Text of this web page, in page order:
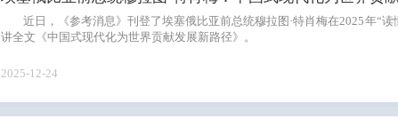
近日，《参考消息》刊登了埃塞俄比亚前总统穆拉图·特肖梅在2025年“
讲全文《中国式现代化为世界贡献发展新路径》。
2025-12-24